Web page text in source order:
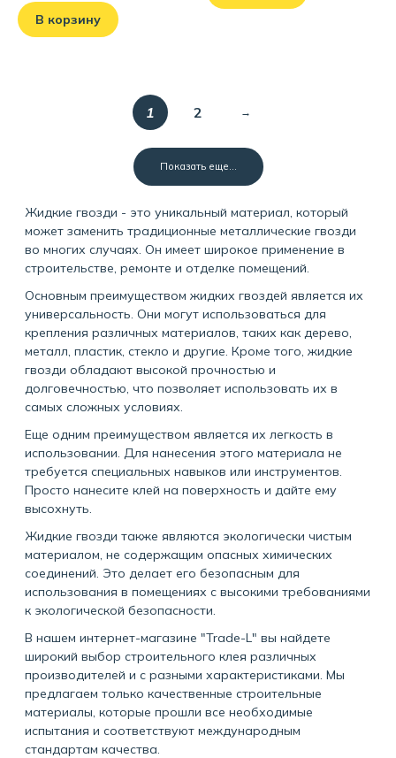
В корзину
1 2
Показать еще...
Жидкие гвозди - это уникальный материал, который
может заменить традиционные металлические гвозди
во многих случаях. Он имеет широкое применение в
строительстве, ремонте и отделке помещений.
Основным преимуществом жидких гвоздей является их
универсальность. Они могут использоваться для
крепления различных материалов, таких как дерево,
металл, пластик, стекло и другие. Кроме того, жидкие
гвозди обладают высокой прочностью и
долговечностью, что позволяет использовать их в
самых сложных условиях.
Еще одним преимуществом является их легкость в
использовании. Для нанесения этого материала не
требуется специальных навыков или инструментов.
Просто нанесите клей на поверхность и дайте ему
высохнуть.
Жидкие гвозди также являются экологически чистым
материалом, не содержащим опасных химических
соединений. Это делает его безопасным для
использования в помещениях с высокими требованиями
к экологической безопасности.
В нашем интернет-магазине "Trade-L" вы найдете
широкий выбор строительного клея различных
производителей и с разными характеристиками. Мы
предлагаем только качественные строительные
материалы, которые прошли все необходимые
испытания и соответствуют международным
стандартам качества.